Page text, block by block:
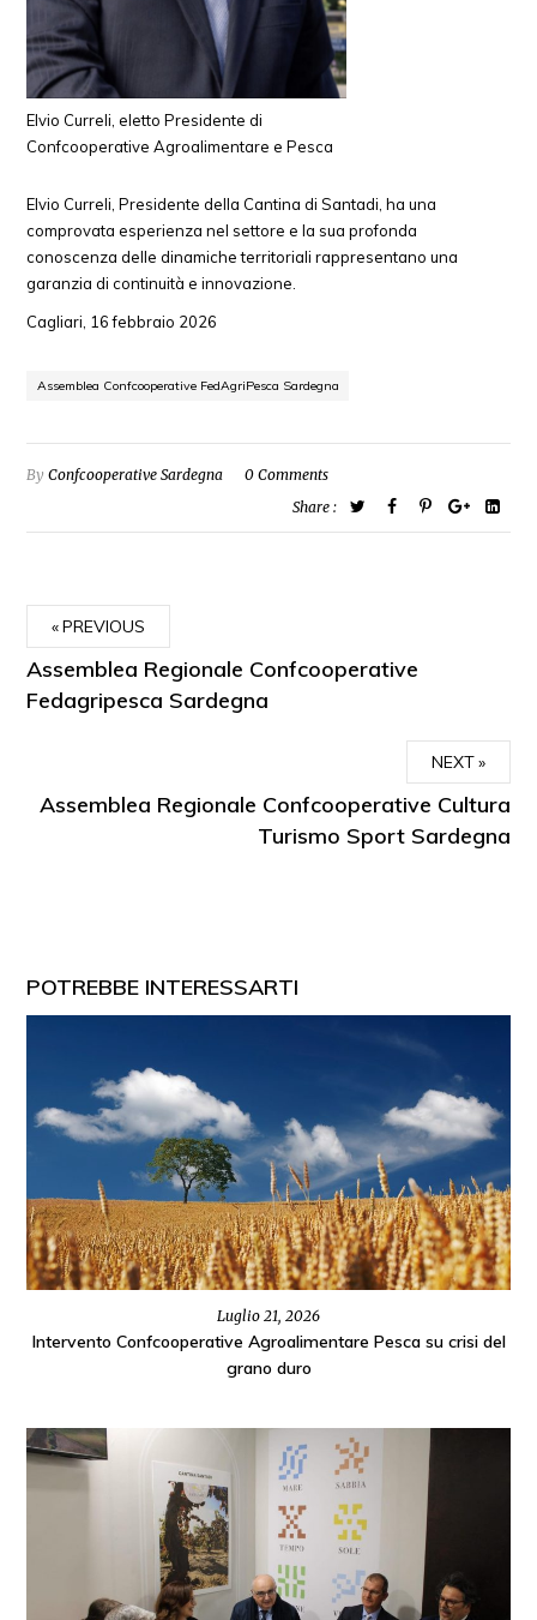
Elvio Curreli, eletto Presidente di
Confcooperative Agroalimentare e Pesca
Elvio Curreli, Presidente della Cantina di Santadi, ha una
comprovata esperienza nel settore e la sua profonda
conoscenza delle dinamiche territoriali rappresentano una
garanzia di continuità e innovazione.
Cagliari, 16 febbraio 2026
Assemblea Confcooperative FedAgriPesca Sardegna
ByConfcooperative Sardegna
0 Comments
Share :
PREVIOUS
Assemblea Regionale Confcooperative
Fedagripesca Sardegna
NEXT
Assemblea Regionale Confcooperative Cultura
Turismo Sport Sardegna
POTREBBE INTERESSARTI
Luglio 21, 2026
Intervento Confcooperative Agroalimentare Pesca su crisi del
grano duro